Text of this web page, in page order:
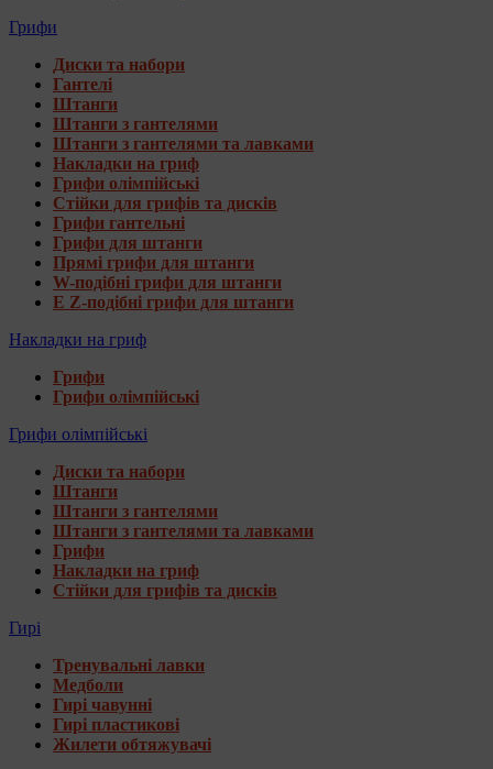
Грифи
Диски та набори
Гантелі
Штанги
Штанги з гантелями
Штанги з гантелями та лавками
Накладки на гриф
Грифи олімпійські
Стійки для грифів та дисків
Грифи гантельні
Грифи для штанги
Прямі грифи для штанги
W-подібні грифи для штанги
E Z-подібні грифи для штанги
Накладки на гриф
Грифи
Грифи олімпійські
Грифи олімпійські
Диски та набори
Штанги
Штанги з гантелями
Штанги з гантелями та лавками
Грифи
Накладки на гриф
Стійки для грифів та дисків
Гирі
Тренувальні лавки
Медболи
Гирі чавунні
Гирі пластикові
Жилети обтяжувачі